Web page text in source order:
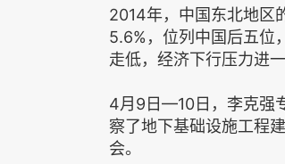
2014年，中国东北地区
5.6%，位列中国后五位
走低，经济下行压力进一
4月9日—10日，李克强
察了地下基础设施工程
会。